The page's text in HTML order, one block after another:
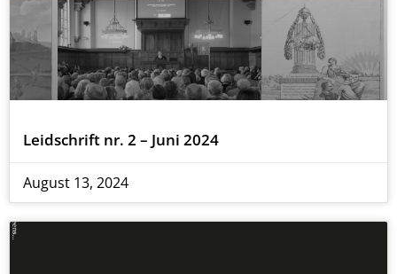
Leidschrift nr. 2 – Juni 2024
August 13, 2024